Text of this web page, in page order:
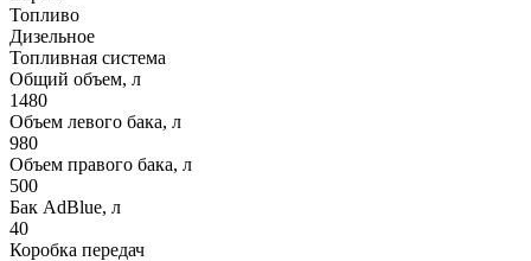
Топливо
Дизельное
Топливная система
Общий объем, л
1480
Объем левого бака, л
980
Объем правого бака, л
500
Бак AdBlue, л
40
Коробка передач